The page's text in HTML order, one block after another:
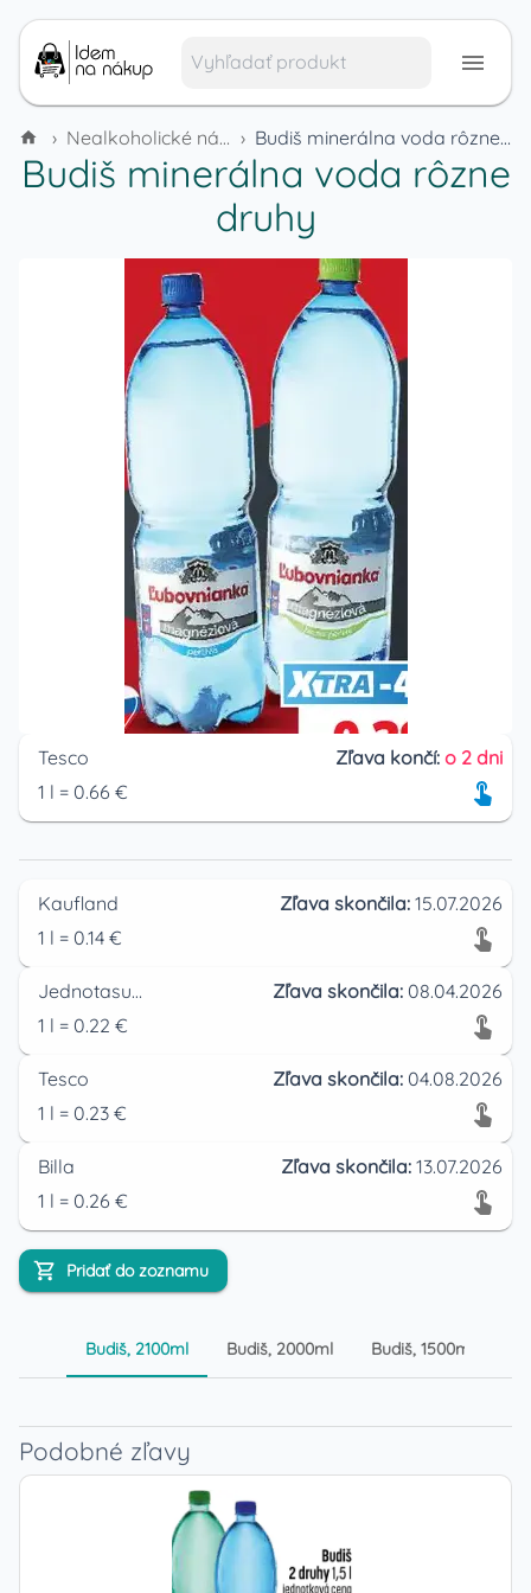
› Nealkoholické nápoje › Budiš minerálna voda rôzne druhy
Budiš minerálna voda rôzne
druhy
Tesco Zľava končí: o 2 dni
1 l = 0.66 €
Kaufland Zľava skončila: 15.07.2026
1 l = 0.14 €
Jednotasupermarket Zľava skončila: 08.04.2026
1 l = 0.22 €
Tesco Zľava skončila: 04.08.2026
1 l = 0.23 €
Billa Zľava skončila: 13.07.2026
1 l = 0.26 €
Pridať do zoznamu
Budiš, 2100ml Budiš, 2000ml Budiš, 1500ml
Podobné zľavy